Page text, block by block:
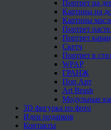
Портрет на
Картины на
Картины
Портрет
Портрет
Скетч
Портрет в
WPAP
ГРАНЖ
Поп Арт
Art Brush
Модульные
3D фигурка по фото
Идеи подарков
Контакты